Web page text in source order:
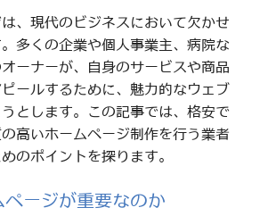
、現代のビジネスにおいて欠かせ
多くの企業や個人事業主、病院な
ーナーが、自身のサービスや商品
ールするために、魅力的なウェブ
とします。この記事では、格安で
高いホームページ制作を行う業者
のポイントを探ります。
ページが重要なのか